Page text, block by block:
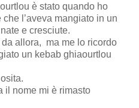
è stato quando ho
l’aveva mangiato in un
e cresciute.
da allora, ma me lo ricordo
un kebab ghiaourtlou
il nome mi è rimasto